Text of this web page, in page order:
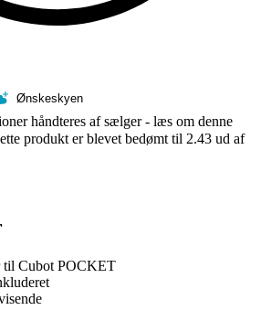
Ønskeskyen
håndteres af sælger - læs om denne
produkt er blevet bedømt til 2.43 ud af
Cubot POCKET